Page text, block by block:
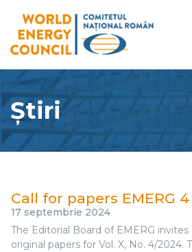
Știri
Call for papers EMERG
17 septembrie 2024
The Editorial Board of EMERG
original papers for Vol. X, No. 4/2024.